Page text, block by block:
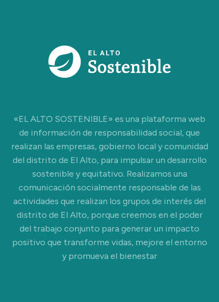
«EL ALTO SOSTENIBLE» es una plataforma web
de información de responsabilidad social, que
realizan las empresas, gobierno local y comunidad
del distrito de El Alto, para impulsar un desarrollo
sostenible y equitativo. Realizamos una
comunicación socialmente responsable de las
actividades que realizan los grupos de interés del
distrito de El Alto, porque creemos en el poder
del trabajo conjunto para generar un impacto
positivo que transforme vidas, mejore el entorno
y promueva el bienestar